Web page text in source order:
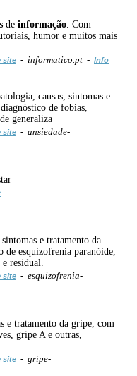
de informação . Com
humor e muitos mais
site - informatico.pt - Info
causas, sintomas e
de fobias,
generaliza
site - ansiedade-
e tratamento da
esquizofrenia paranóide,
residual.
site - esquizofrenia-
e tratamento da gripe, com
gripe A e outras,
site - gripe-